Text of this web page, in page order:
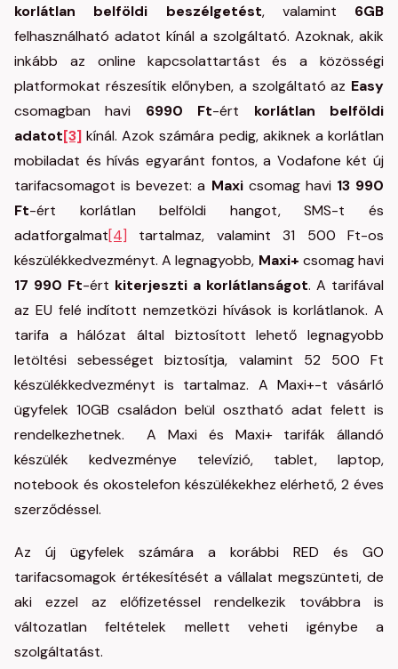
korlátlan belföldi beszélgetést, valamint 6GB
felhasználható adatot kínál a szolgáltató. Azoknak, akik
inkább az online kapcsolattartást és a közösségi
platformokat részesítik előnyben, a szolgáltató az Easy
csomagban havi 6990 Ft-ért korlátlan belföldi
adatot[3] kínál. Azok számára pedig, akiknek a korlátlan
mobiladat és hívás egyaránt fontos, a Vodafone két új
tarifacsomagot is bevezet: a Maxi csomag havi 13 990
Ft-ért korlátlan belföldi hangot, SMS-t és
adatforgalmat[4] tartalmaz, valamint 31 500 Ft-os
készülékkedvezményt. A legnagyobb, Maxi+ csomag havi
17 990 Ft-ért kiterjeszti a korlátlanságot. A tarifával
az EU felé indított nemzetközi hívások is korlátlanok. A
tarifa a hálózat által biztosított lehető legnagyobb
letöltési sebességet biztosítja, valamint 52 500 Ft
készülékkedvezményt is tartalmaz. A Maxi+-t vásárló
ügyfelek 10GB családon belül osztható adat felett is
rendelkezhetnek. A Maxi és Maxi+ tarifák állandó
készülék kedvezménye televízió, tablet, laptop,
notebook és okostelefon készülékekhez elérhető, 2 éves
szerződéssel.
Az új ügyfelek számára a korábbi RED és GO
tarifacsomagok értékesítését a vállalat megszünteti, de
aki ezzel az előfizetéssel rendelkezik továbbra is
változatlan feltételek mellett veheti igénybe a
szolgáltatást.